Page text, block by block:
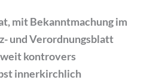
mit Bekanntmachung im
und Verordnungsblatt
kontrovers
innerkirchlich